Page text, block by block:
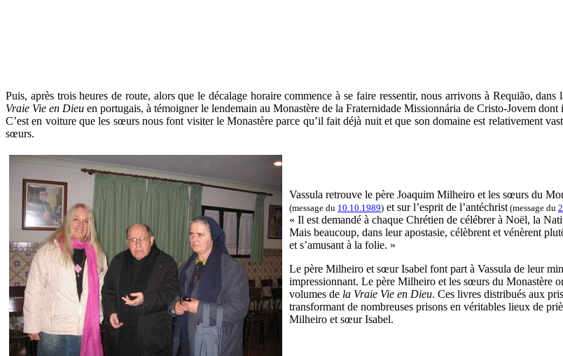
Puis, après trois heures de route, alors que le décalage horaire commence à se faire ressentir, nous arrivons à Requião,
Vraie Vie en Dieu en portugais, à témoigner le lendemain au Monastère de la Fraternidade Missionnária de Cristo-Jovem dont
C’est en voiture que les sœurs nous font visiter le Monastère parce qu’il fait déjà nuit et que son domaine est relativement
sœurs.
Vassula retrouve le père Joaquim Milheiro et les sœurs du
(message du 10.10.1989) et sur l’esprit de l’antéchrist(message du
« Il est demandé à chaque Chrétien de célébrer à Noël, la
Mais beaucoup, dans leur apostasie, célèbrent et vénèrent
et s’amusant à la folie. »
Le père Milheiro et sœur Isabel font part à Vassula de leur
impressionnant. Le père Milheiro et les sœurs du Monastère
volumes de la Vraie Vie en Dieu. Ces livres distribués aux
transformant de nombreuses prisons en véritables lieux de
Milheiro et sœur Isabel.